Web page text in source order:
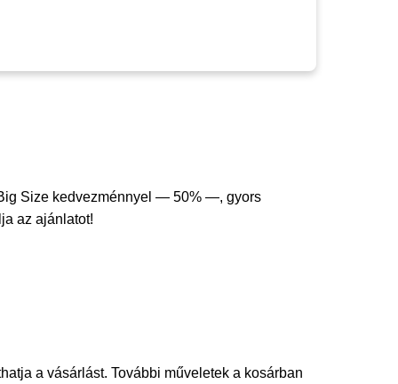
Size kedvezménnyel — 50% —, gyors
az ajánlatot!
a vásárlást. További műveletek a kosárban